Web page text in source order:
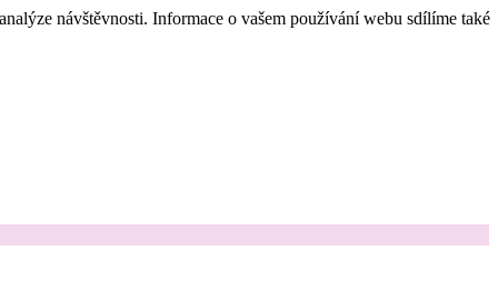
návštěvnosti. Informace o vašem používání webu sdílíme také